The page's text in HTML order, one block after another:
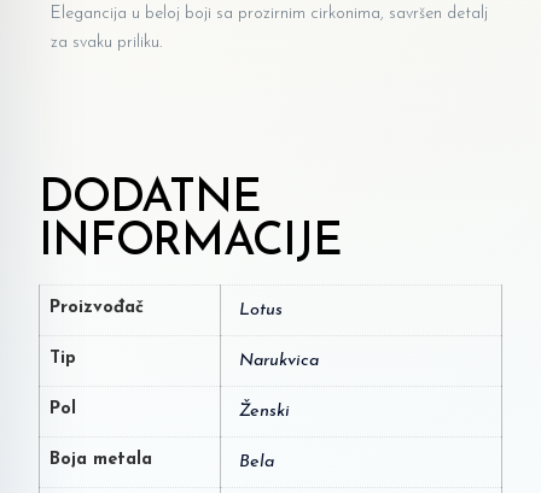
Elegancija u beloj boji sa prozirnim cirkonima, savršen detalj
za svaku priliku.
DODATNE
INFORMACIJE
Proizvođač Lotus
Tip Narukvica
Pol Ženski
Boja metala Bela